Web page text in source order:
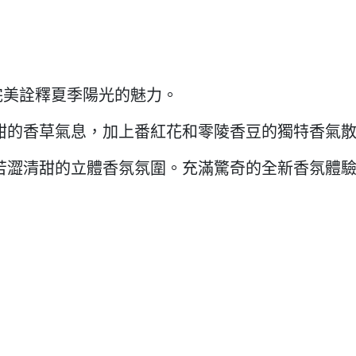
詮釋夏季陽光的魅力。
香草氣息，加上番紅花和零陵香豆的獨特香氣散
清甜的立體香氛氛圍。充滿驚奇的全新香氛體驗